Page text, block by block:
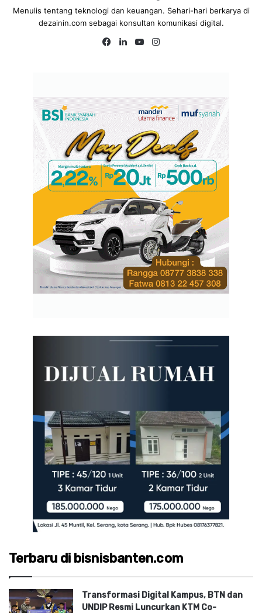
Menulis tentang teknologi dan keuangan. Sehari-hari berkarya di
dezainin.com sebagai konsultan komunikasi digital.
Fa
Lin
Yo
Terbaru di bisnisbanten.com
Transformasi Digital Kampus, BTN dan
UNDIP Resmi Luncurkan KTM Co-